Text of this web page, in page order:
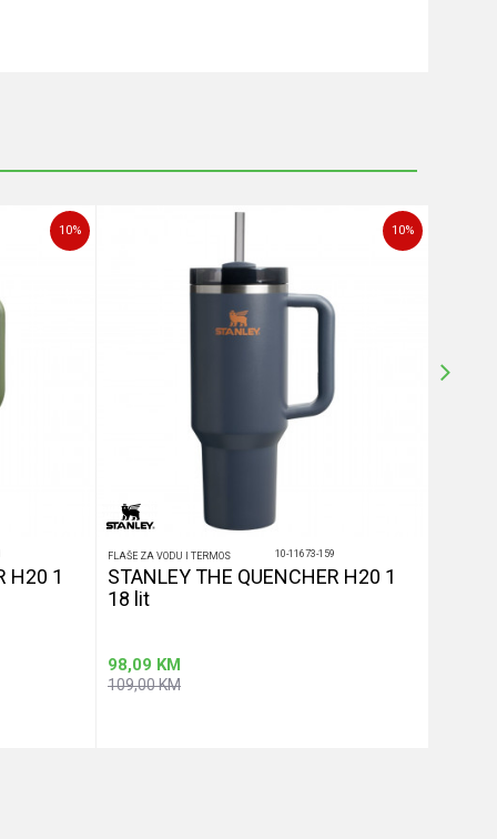
10%
H20 1
10%
FLAŠE ZA VODU I TERMOS 10-11673-159
STANLEY THE QUENCHER H20 1
18 lit
98,09 KM
109,00KM